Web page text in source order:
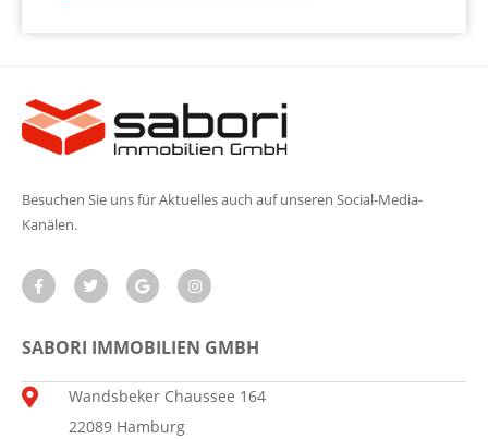
Besuchen Sie uns für Aktuelles auch auf unseren Social-Media-
Kanälen.
SABORI IMMOBILIEN GMBH
Wandsbeker Chaussee 164
22089 Hamburg